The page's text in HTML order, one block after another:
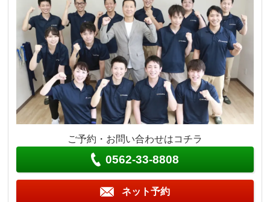
ご予約・お問い合わせはコチラ
0562-33-8808
ネット予約